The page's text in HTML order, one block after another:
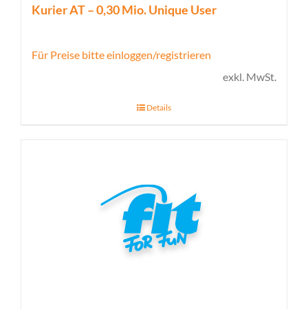
Kurier AT – 0,30 Mio. Unique User
Für Preise bitte einloggen/registrieren
exkl. MwSt.
Details